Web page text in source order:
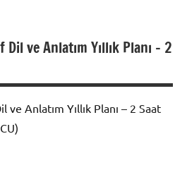
Dil ve Anlatım Yıllık Planı – 2
ve Anlatım Yıllık Planı – 2 Saat